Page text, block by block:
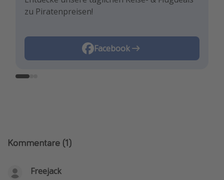
zu Piratenpreisen!
Facebook
besten Reisedeals inspirieren!
Instagram
Reisehacks!
TikTok
Kommentare (1)
Freejack